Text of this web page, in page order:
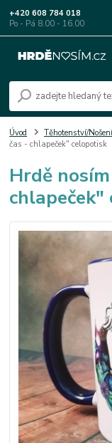
+420 608 784 018
Po - Pá 8.00 - 16.00
Úvod Těhotenství/
čas - chlapeček" celopotisk
Hrdě